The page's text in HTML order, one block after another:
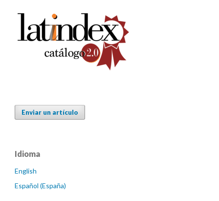
Enviar un artículo
Idioma
English
Español (España)